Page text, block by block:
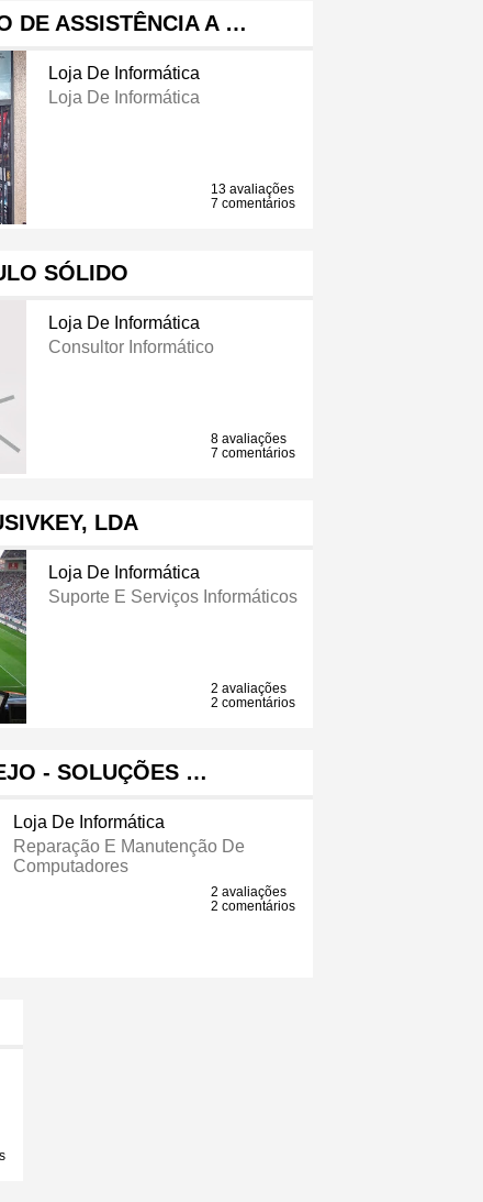
DE ASSISTÊNCIA A …
Loja De Informática
Loja De Informática
13 avaliações
7 comentários
SÓLIDO
Loja De Informática
Consultor Informático
8 avaliações
7 comentários
LDA
Loja De Informática
Suporte E Serviços Informáticos
2 avaliações
2 comentários
- SOLUÇÕES …
Loja De Informática
Reparação E Manutenção De
Computadores
2 avaliações
2 comentários